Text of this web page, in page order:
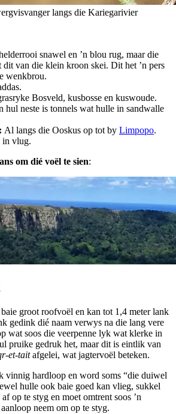
langs die Kariegarivier
snawel en ’n blou rug, maar die
van die klein kroon skei. Dit het ’n pers
wenkbrou.
Bosveld, kusbosse en kuswoude.
hul neste is tonnels wat hulle in sandwalle
Al langs die Ooskus op tot by Limpopo.
in vlug.
om dié voël te sien:
groot roofvoël en kan tot 1,4 meter lank
gedink dié naam verwys na die lang vere
wat soos die veerpenne lyk wat klerke in
pruike gedruk het, maar dit is eintlik van
et-taitafgelei, wat jagtervoël beteken.
vinnig hardloop en word soms “die duiwel
hulle ook baie goed kan vlieg, sukkel
op te styg en moet omtrent soos ’n
neem om op te styg.